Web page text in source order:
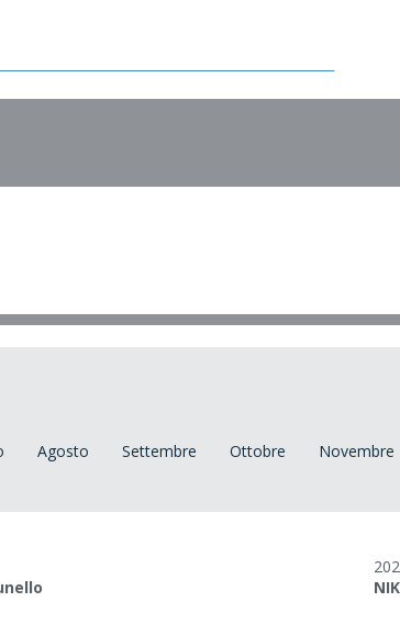
Agosto Settembre Ottobre Novembre